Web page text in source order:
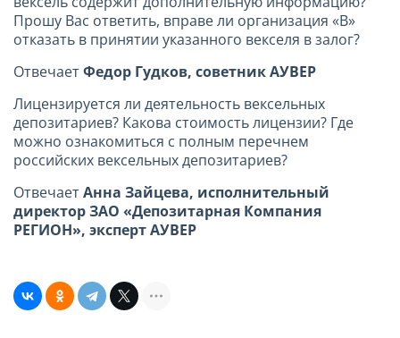
Прошу Вас ответить, вправе ли организация «В»
отказать в принятии указанного векселя в залог?
ОтвечаетФедор Гудков, советник АУВЕР
Лицензируется ли деятельность вексельных
депозитариев? Какова стоимость лицензии? Где
можно ознакомиться с полным перечнем
российских вексельных депозитариев?
ОтвечаетАнна Зайцева, исполнительный
директор ЗАО «Депозитарная Компания
РЕГИОН», эксперт АУВЕР